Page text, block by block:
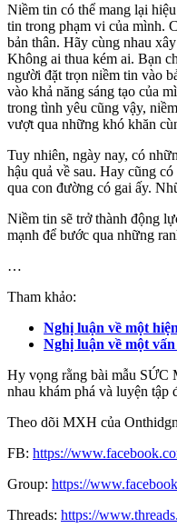
Niềm tin có thể mang lại
tin trong phạm vi của mình.
bản thân. Hãy cùng nhau
Không ai thua kém ai. Bạn
người đặt trọn niềm tin vào
vào khả năng sáng tạo của
trong tình yêu cũng vậy,
vượt qua những khó khăn
Tuy nhiên, ngày nay, có
hậu quả về sau. Hay cũng
qua con đường có gai ấy.
Niềm tin sẽ trở thành động
mạnh để bước qua những
…
Tham khảo:
Nghị luận về một
Nghị luận về một
Hy vọng rằng bài mẫu
nhau khám phá và luyện tập
Theo dõi MXH của
FB: https://
Group: https://
Threads: https://